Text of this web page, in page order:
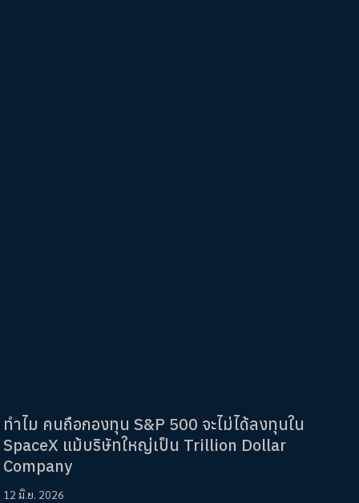
ทำไม คนถือกองทุน S&P 500 จะไม่ได้ลงทุนใน
SpaceX แม้บริษัทใหญ่เป็น Trillion Dollar
Company
12 มิ.ย. 2026